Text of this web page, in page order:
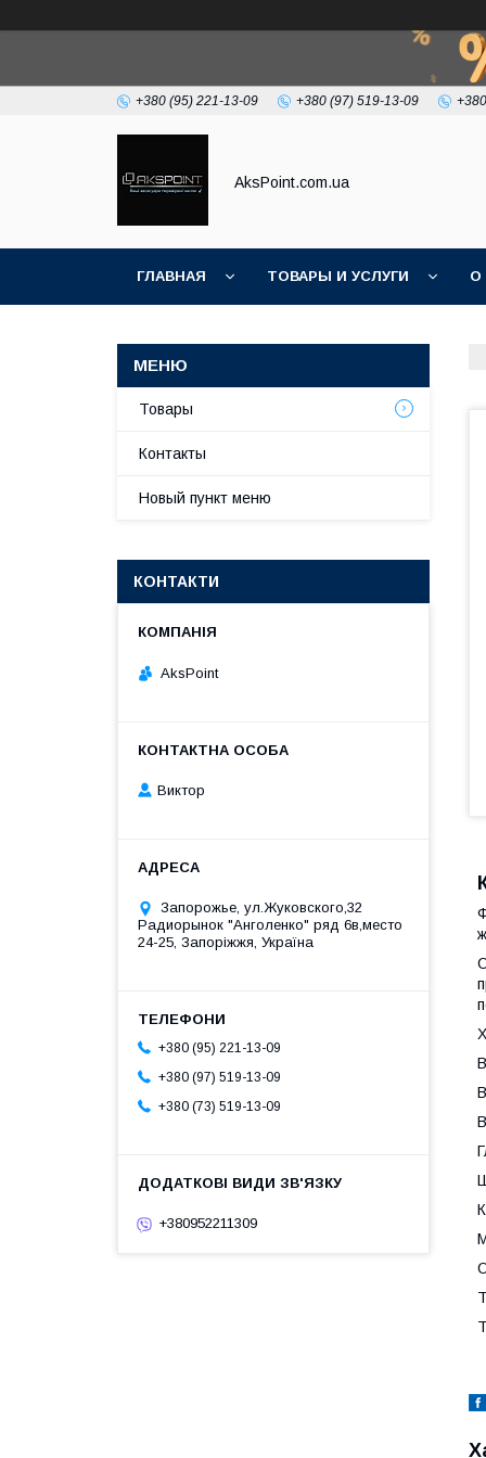
+380 (95) 221-13-09 +380 (97) 519-13-09
AksPoint.com.ua
ГЛАВНАЯ ТОВАРЫ И УСЛУГИ О
Товары
Контакты
Новый пункт меню
КОНТАКТИ
AksPoint
Виктор
Запорожье, ул.Жуковского,32
Радиорынок "Анголенко" ряд 6в,место
24-25, Запоріжжя, Україна
+380 (95) 221-13-09
+380 (97) 519-13-09
+380 (73) 519-13-09
+380952211309